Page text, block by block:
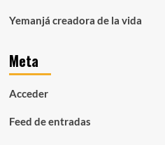
Yemanjá creadora de la vida
Meta
Acceder
Feed de entradas